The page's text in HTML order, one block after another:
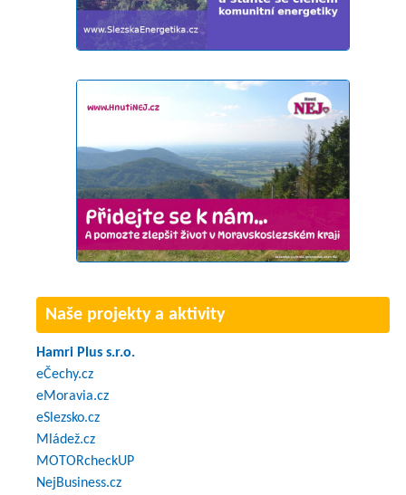
Naše projekty a aktivity
Hamri Plus s.r.o.
eČechy.cz
eMoravia.cz
eSlezsko.cz
Mládež.cz
MOTORcheckUP
NejBusiness.cz